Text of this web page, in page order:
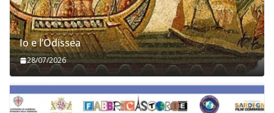
Io e l’Odissea
28/07/2026